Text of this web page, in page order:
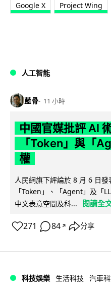
Google X Project Wing
人工智能
藍骨 11 小時
中國官媒批評 AI
「Token」與「
權
人民網旗下評論於 8 月 6 日
「Token」、「Agent」及「
中文表意空間及科...
閱讀全
271 84 ↗ 分享
科技娛樂 生活科技 汽車